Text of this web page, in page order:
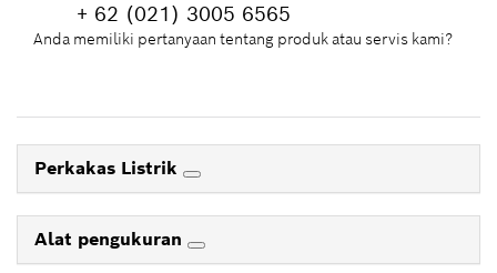
+ 62 (021) 3005 6565
Anda memiliki pertanyaan tentang produk atau servis kami?
Perkakas Listrik
Alat pengukuran